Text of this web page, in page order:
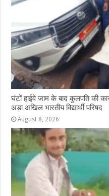
घंटों हाईवे जाम के बाद कुलपति की
अड़ा अखिल भारतीय विद्यार्थी परिषद
August 8, 2026